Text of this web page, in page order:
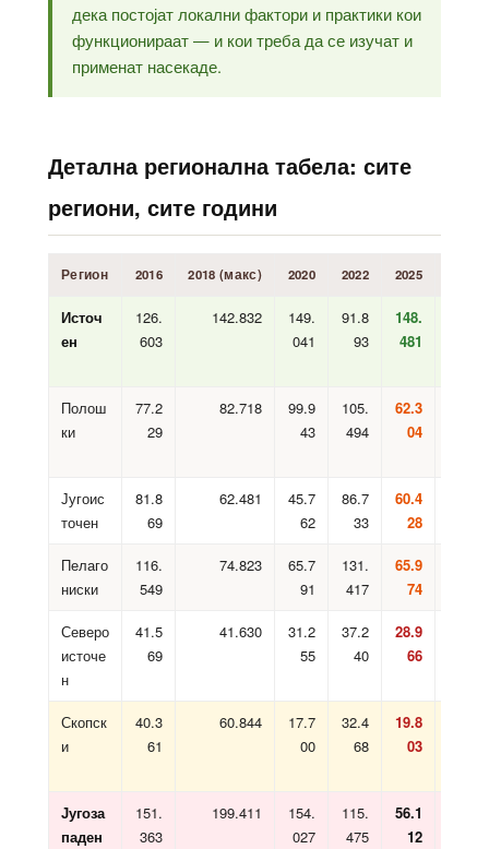
дека постојат локални фактори и практики кои
функционираат — и кои треба да се изучат и
применат насекаде.
Детална регионална табела: сите
региони, сите години
Регион 2016 2018 (макс) 2020 2022 2025
Источ
ен
126.
603
142.832
149.
041
91.8
93
148.
481
Полош
ки
77.2
29
82.718
99.9
43
105.
494
62.3
04
Југоис
точен
81.8
69
62.481
45.7
62
86.7
33
60.4
28
Пелаго
ниски
116.
549
74.823
65.7
91
131.
417
65.9
74
Северо
источе
н
41.5
69
41.630
31.2
55
37.2
40
28.9
66
Скопск
и
40.3
61
60.844
17.7
00
32.4
68
19.8
03
Југоза
паден
151.
363
199.411
154.
027
115.
475
56.1
12